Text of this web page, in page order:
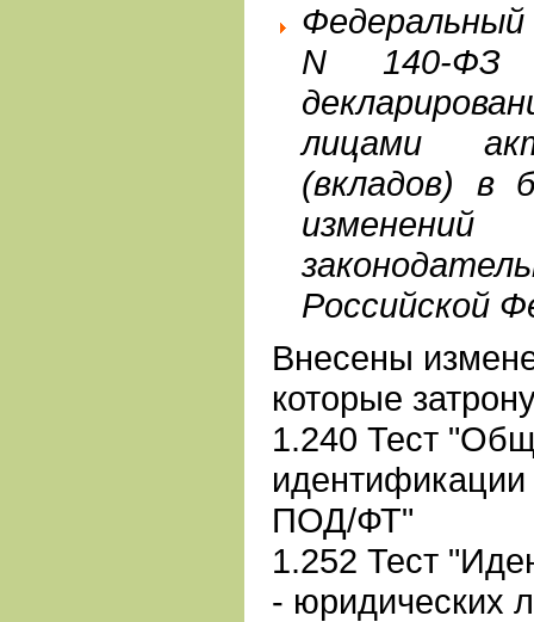
N 140-ФЗ
лицами
(вкладов) в
Российской
Внесены
которые
1.240 Тест
идентификации
ПОД/ФТ"
1.252 Тест
- юридических